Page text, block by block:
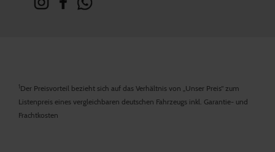
1Der Preisvorteil bezieht sich auf das Verhältnis von „Unser Preis“ zum
Listenpreis eines vergleichbaren deutschen Fahrzeugs inkl. Garantie- und
Frachtkosten